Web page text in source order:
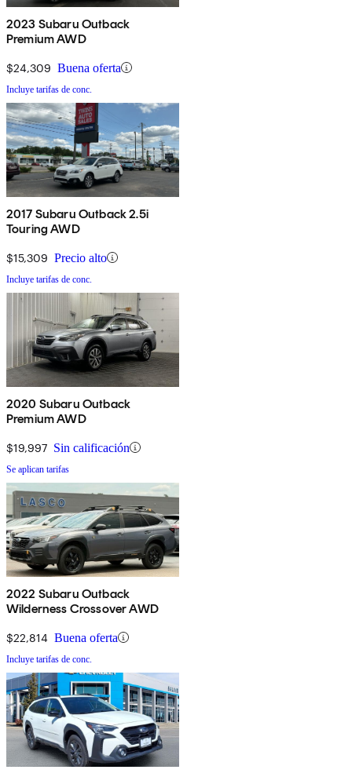
2023 Subaru Outback
Premium AWD
$24,309 Buena oferta
Incluye tarifas de conc.
2017 Subaru Outback 2.5i
Touring AWD
$15,309 Precio alto
Incluye tarifas de conc.
2020 Subaru Outback
Premium AWD
$19,997 Sin calificación
Se aplican tarifas
2022 Subaru Outback
Wilderness Crossover AWD
$22,814 Buena oferta
Incluye tarifas de conc.